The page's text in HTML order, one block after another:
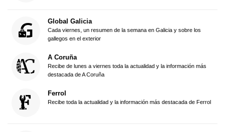
Global Galicia
Cada viernes, un resumen de la semana en Galicia y sobre los
gallegos en el exterior
A Coruña
Recibe de lunes a viernes toda la actualidad y la información más
destacada de A Coruña
Ferrol
Recibe toda la actualidad y la información más destacada de Ferrol